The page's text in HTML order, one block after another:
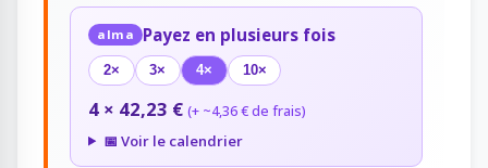
alma Payez en plusieurs fois
2× 3× 4× 10×
4 × 42,23 € (+ ~4,36 € de frais)
📅 Voir le calendrier